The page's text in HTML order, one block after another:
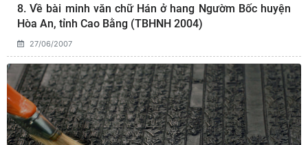
8. Về bài minh văn chữ Hán ở hang Ngườm Bốc huyện
Hòa An, tỉnh Cao Bằng (TBHNH 2004)
27/06/2007